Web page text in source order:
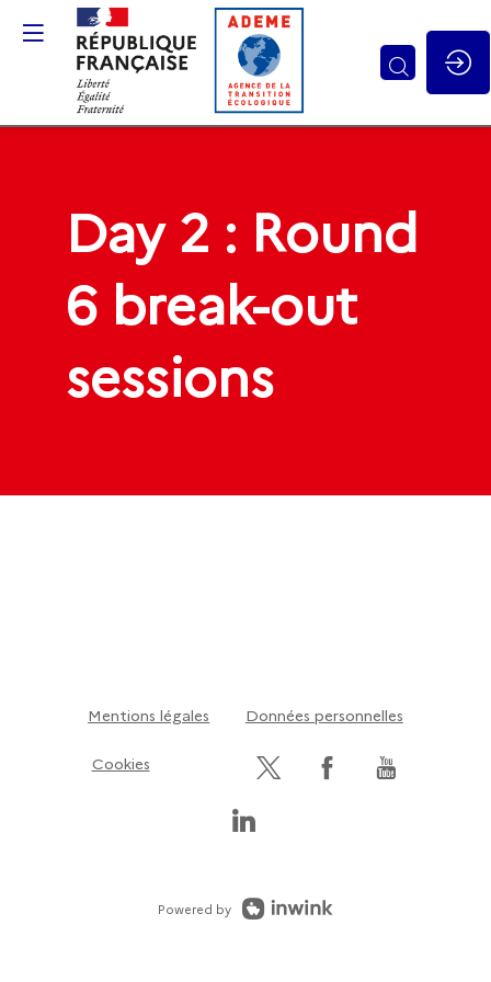
Day 2 : Round
6 break-out
sessions
Mentions légales Données personnelles
Cookies
Powered by